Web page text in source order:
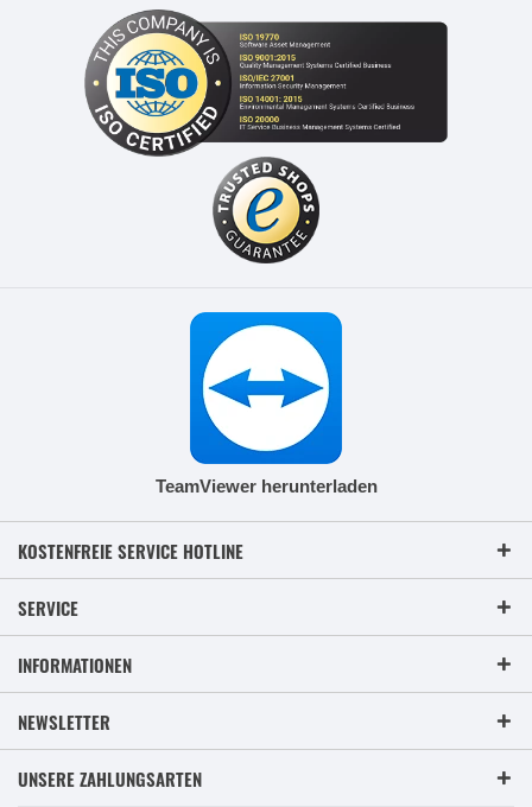
TeamViewer herunterladen
KOSTENFREIE SERVICE HOTLINE
SERVICE
INFORMATIONEN
NEWSLETTER
UNSERE ZAHLUNGSARTEN